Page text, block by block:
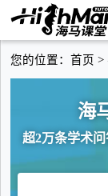
您的位置：首页 >
海
超2万条学术